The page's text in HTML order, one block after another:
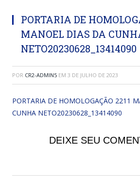
PORTARIA DE
MANOEL DIAS DA
NETO20230628_13414090
POR CR2-ADMIN5 EM 3 DE JULHO DE 2023
PORTARIA DE HOMOLOGAÇÃO 2211
CUNHA NETO20230628_13414090
DEIXE SEU